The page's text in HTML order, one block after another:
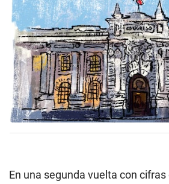
En una segunda vuelta con